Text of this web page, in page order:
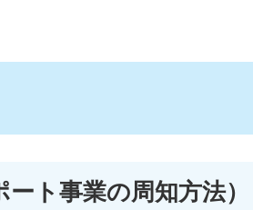
ト事業の周知方法）